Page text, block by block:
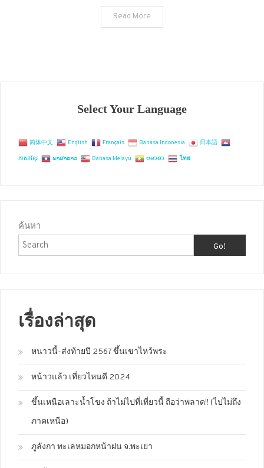
Read More
Select Your Language
简体中文 English Français Bahasa Indonesia 日本語
ភាសាខ្មែរ ພາສາລາວ Bahasa Melayu ဗမာစာ ไทย
ค้นหา
Go!
เรื่องล่าสุด
หนาวนี้-ส่งท้ายปี 2567 ขึ้นเขาไหว้พระ
หน้าวแล้ว เที่ยวไหนดี 2024
ขึ้นเหนือเลาะน้ำโขง ถ้าไม่ไปที่เที่ยวนี้ ถือว่าพลาด!! (ไปไม่ถึง
ภาคเหนือ)
ภูลังกา ทะเลหมอกหน้าฝน จ.พะเยา